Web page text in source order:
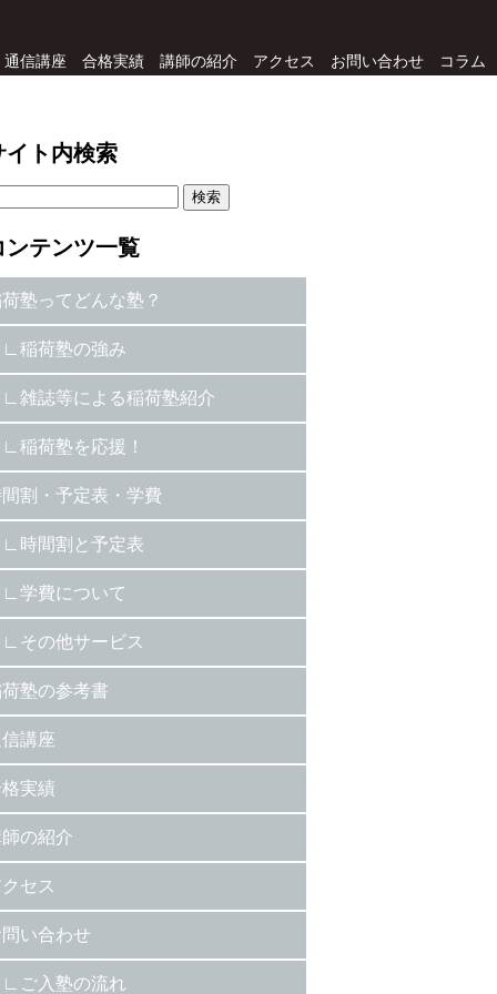
通信講座 合格実績 講師の紹介 アクセス お問い合わせ コラム
イト内検索
ンテンツ一覧
塾ってどんな塾？
稲荷塾の強み
雑誌等による稲荷塾紹介
稲荷塾を応援！
間割・予定表・学費
時間割と予定表
学費について
その他サービス
塾の参考書
講座
実績
の紹介
セス
問い合わせ
ご入塾の流れ